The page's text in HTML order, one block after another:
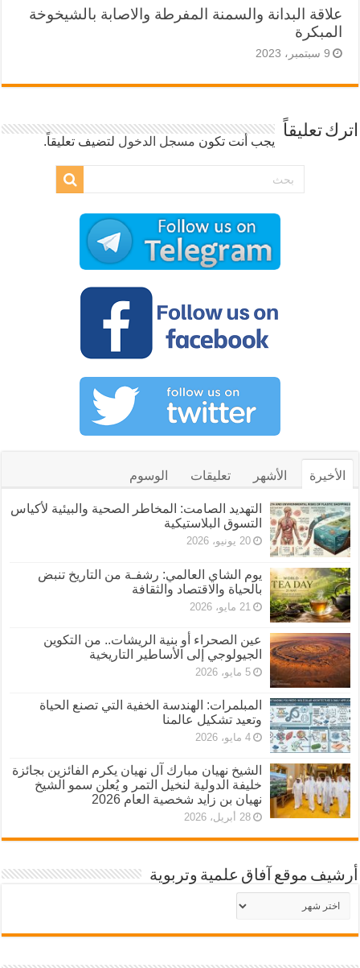
علاقة البدانة والسمنة المفرطة والاصابة بالشيخوخة
المبكرة
9 سبتمبر، 2023
اترك تعليقاً
يجب أنت تكون مسجل الدخول لتضيف تعليقاً.
الأخيرة الأشهر تعليقات الوسوم
التهديد الصامت: المخاطر الصحية والبيئية لأكياس
التسوق البلاستيكية
20 يونيو، 2026
يوم الشاي العالمي: رشفـة من التاريخ تنبض
بالحياة والاقتصاد والثقافة
21 مايو، 2026
عين الصحراء أو بنية الريشات.. من التكوين
الجيولوجي إلى الأساطير التاريخية
5 مايو، 2026
المبلمرات: الهندسة الخفية التي تصنع الحياة
وتعيد تشكيل عالمنا
4 مايو، 2026
الشيخ نهيان مبارك آل نهيان يكرم الفائزين بجائزة
خليفة الدولية لنخيل التمر و يُعلن سمو الشيخ
نهيان بن زايد شخصية العام 2026
28 أبريل، 2026
أرشيف موقع آفاق علمية وتربوية
أرشيف
موقع